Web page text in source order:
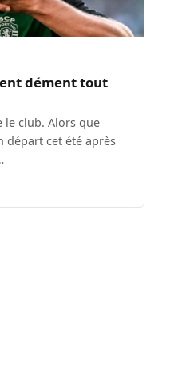
dément tout
le club. Alors que
départ cet été après